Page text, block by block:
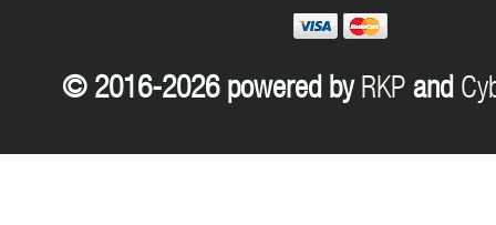
© 2016-2026 powered by RKP and